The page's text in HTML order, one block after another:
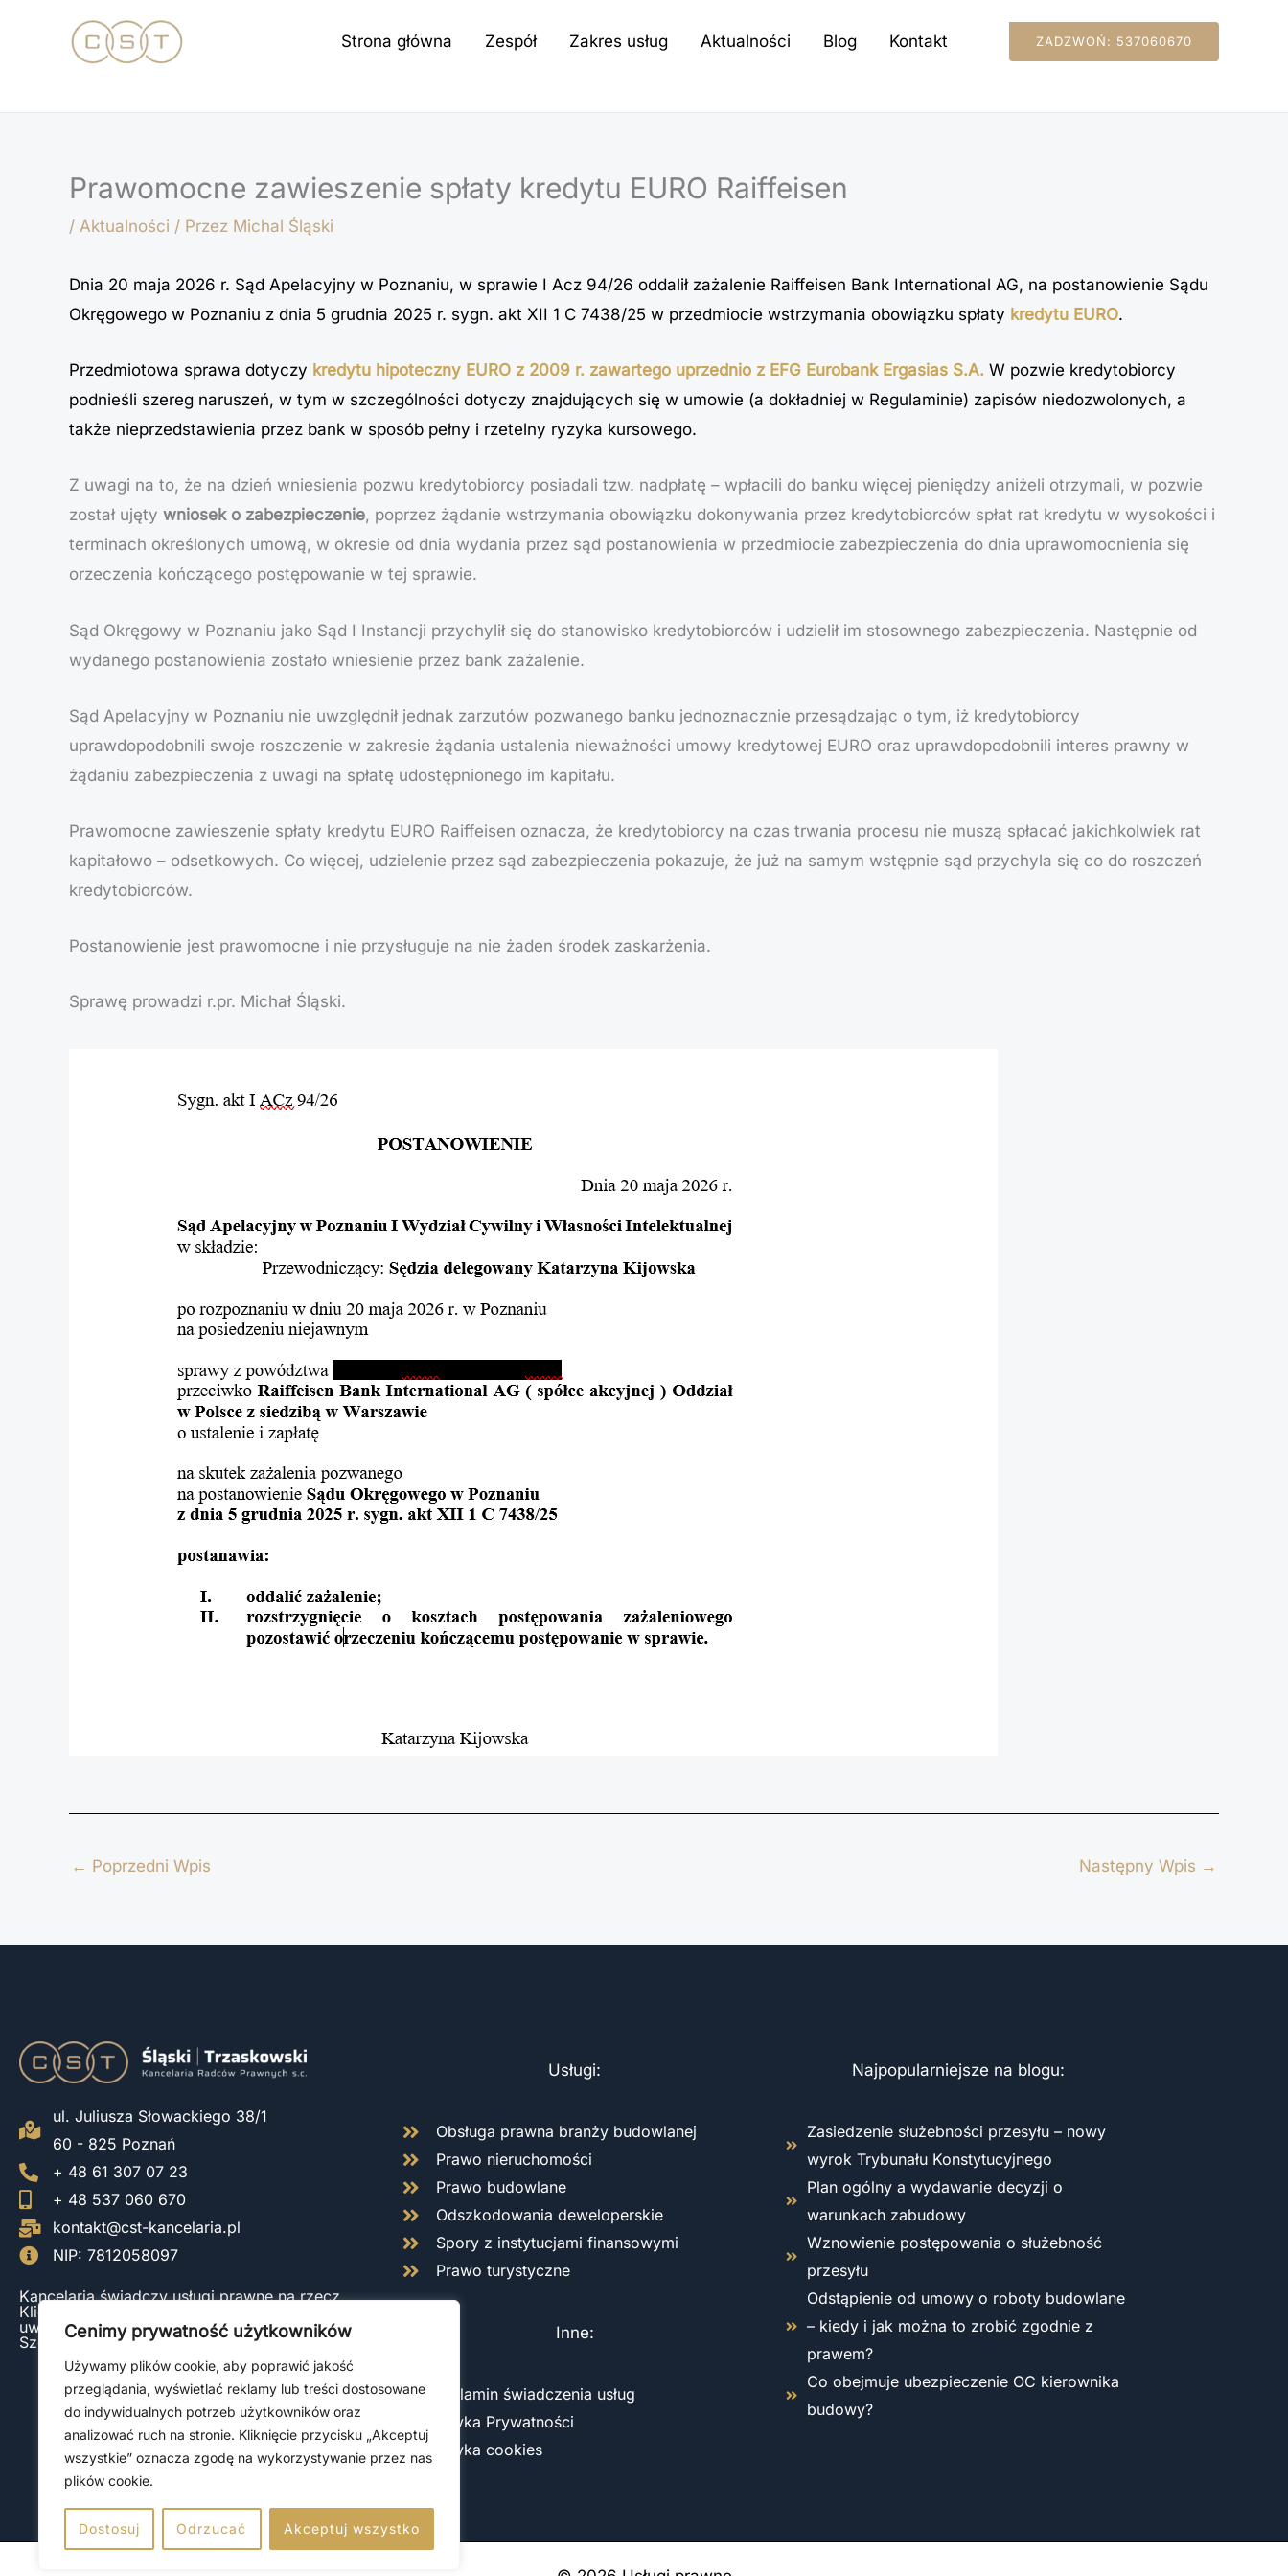
Cenimy prywatność użytkowników
Używamy plików cookie, aby poprawić jakość
przeglądania, wyświetlać reklamy lub treści dostosowane
do indywidualnych potrzeb użytkowników oraz
analizować ruch na stronie. Kliknięcie przycisku „Akceptuj
wszystkie” oznacza zgodę na wykorzystywanie przez nas
plików cookie.
Dostosuj Odrzucać Akceptuj wszystko
Strona główna Zespół Zakres usług Aktualności Blog Kontakt ZADZWOŃ: 537060670
Prawomocne zawieszenie spłaty kredytu EURO Raiffeisen
/ Aktualności / Przez Michal Śląski
Dnia 20 maja 2026 r. Sąd Apelacyjny w Poznaniu, w sprawie I Acz 94/26 oddalił zażalenie Raiffeisen Bank International AG, na postanowienie Sądu
Okręgowego w Poznaniu z dnia 5 grudnia 2025 r. sygn. akt XII 1 C 7438/25 w przedmiocie wstrzymania obowiązku spłaty kredytu EURO.
Przedmiotowa sprawa dotyczy kredytu hipoteczny EURO z 2009 r. zawartego uprzednio z EFG Eurobank Ergasias S.A. W pozwie kredytobiorcy
podnieśli szereg naruszeń, w tym w szczególności dotyczy znajdujących się w umowie (a dokładniej w Regulaminie) zapisów niedozwolonych, a
także nieprzedstawienia przez bank w sposób pełny i rzetelny ryzyka kursowego.
Z uwagi na to, że na dzień wniesienia pozwu kredytobiorcy posiadali tzw. nadpłatę – wpłacili do banku więcej pieniędzy aniżeli otrzymali, w pozwie
został ujęty wniosek o zabezpieczenie, poprzez żądanie wstrzymania obowiązku dokonywania przez kredytobiorców spłat rat kredytu w wysokości i
terminach określonych umową, w okresie od dnia wydania przez sąd postanowienia w przedmiocie zabezpieczenia do dnia uprawomocnienia się
orzeczenia kończącego postępowanie w tej sprawie.
Sąd Okręgowy w Poznaniu jako Sąd I Instancji przychylił się do stanowisko kredytobiorców i udzielił im stosownego zabezpieczenia. Następnie od
wydanego postanowienia zostało wniesienie przez bank zażalenie.
Sąd Apelacyjny w Poznaniu nie uwzględnił jednak zarzutów pozwanego banku jednoznacznie przesądzając o tym, iż kredytobiorcy
uprawdopodobnili swoje roszczenie w zakresie żądania ustalenia nieważności umowy kredytowej EURO oraz uprawdopodobnili interes prawny w
żądaniu zabezpieczenia z uwagi na spłatę udostępnionego im kapitału.
Prawomocne zawieszenie spłaty kredytu EURO Raiffeisen oznacza, że kredytobiorcy na czas trwania procesu nie muszą spłacać jakichkolwiek rat
kapitałowo – odsetkowych. Co więcej, udzielenie przez sąd zabezpieczenia pokazuje, że już na samym wstępnie sąd przychyla się co do roszczeń
kredytobiorców.
Postanowienie jest prawomocne i nie przysługuje na nie żaden środek zaskarżenia.
Sprawę prowadzi r.pr. Michał Śląski.
← Poprzedni Wpis Następny Wpis →
ul. Juliusza Słowackiego 38/1
60 - 825 Poznań
+ 48 61 307 07 23
+ 48 537 060 670
kontakt@cst-kancelaria.pl
NIP: 7812058097
Kancelaria świadczy usługi prawne na rzecz
Klientów z całej Polski, ze szczególnym
uwzględnieniem Gdańska, Katowic, Poznania,
Szczecina, Warszawy oraz Wrocławia.
Usługi:
Obsługa prawna branży budowlanej
Prawo nieruchomości
Prawo budowlane
Odszkodowania deweloperskie
Spory z instytucjami finansowymi
Prawo turystyczne
Inne:
Regulamin świadczenia usług
Polityka Prywatności
Polityka cookies
Najpopularniejsze na blogu:
Zasiedzenie służebności przesyłu – nowy
wyrok Trybunału Konstytucyjnego
Plan ogólny a wydawanie decyzji o
warunkach zabudowy
Wznowienie postępowania o służebność
przesyłu
Odstąpienie od umowy o roboty budowlane
– kiedy i jak można to zrobić zgodnie z
prawem?
Co obejmuje ubezpieczenie OC kierownika
budowy?